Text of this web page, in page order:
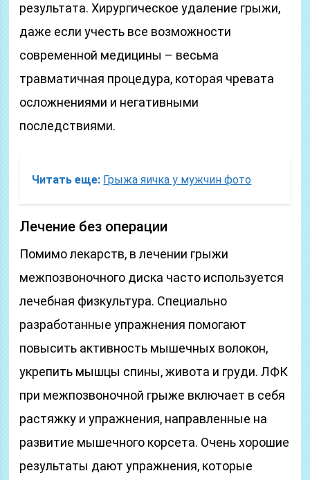
результата. Хирургическое удаление грыжи,
даже если учесть все возможности
современной медицины – весьма
травматичная процедура, которая чревата
осложнениями и негативными
последствиями.
Читать еще: Грыжа яичка у мужчин фото
Лечение без операции
Помимо лекарств, в лечении грыжи
межпозвоночного диска часто используется
лечебная физкультура. Специально
разработанные упражнения помогают
повысить активность мышечных волокон,
укрепить мышцы спины, живота и груди. ЛФК
при межпозвоночной грыже включает в себя
растяжку и упражнения, направленные на
развитие мышечного корсета. Очень хорошие
результаты дают упражнения, которые